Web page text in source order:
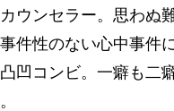
ウンセラー。思わぬ
件性のない心中事件
凹コンビ。一癖も二